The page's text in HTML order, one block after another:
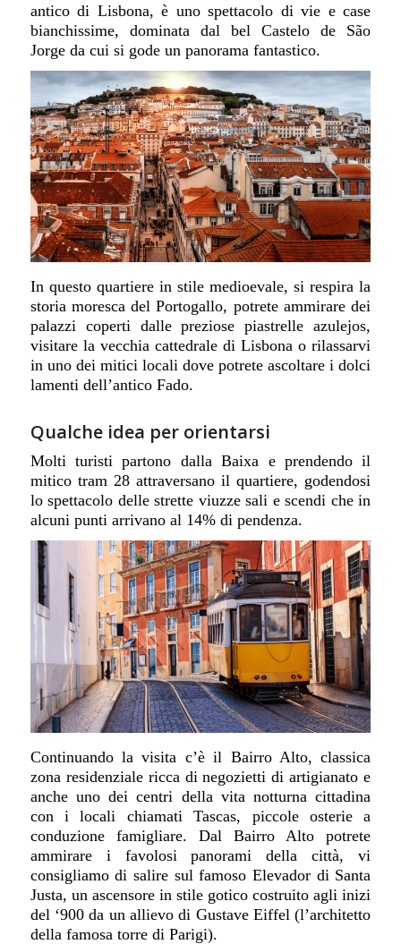
antico di Lisbona, è uno spettacolo di vie e case
bianchissime, dominata dal bel Castelo de São
Jorge da cui si gode un panorama fantastico.
In questo quartiere in stile medioevale, si respira la
storia moresca del Portogallo, potrete ammirare dei
palazzi coperti dalle preziose piastrelle azulejos,
visitare la vecchia cattedrale di Lisbona o rilassarvi
in uno dei mitici locali dove potrete ascoltare i dolci
lamenti dell’antico Fado.
Qualche idea per orientarsi
Molti turisti partono dalla Baixa e prendendo il
mitico tram 28 attraversano il quartiere, godendosi
lo spettacolo delle strette viuzze sali e scendi che in
alcuni punti arrivano al 14% di pendenza.
Continuando la visita c’è il Bairro Alto, classica
zona residenziale ricca di negozietti di artigianato e
anche uno dei centri della vita notturna cittadina
con i locali chiamati Tascas, piccole osterie a
conduzione famigliare. Dal Bairro Alto potrete
ammirare i favolosi panorami della città, vi
consigliamo di salire sul famoso Elevador di Santa
Justa, un ascensore in stile gotico costruito agli inizi
del ‘900 da un allievo di Gustave Eiffel (l’architetto
della famosa torre di Parigi).